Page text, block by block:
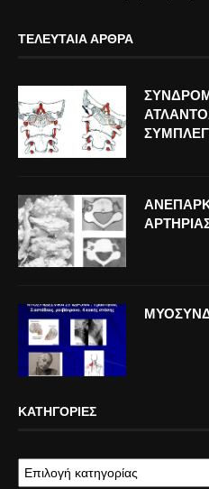
ΤΕΛΕΥΤΑΊΑ ΆΡΘΡΑ
ΚΑΤΗΓΟΡΊΕΣ